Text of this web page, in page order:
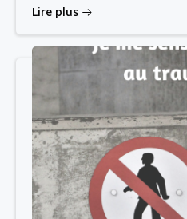
Lire plus